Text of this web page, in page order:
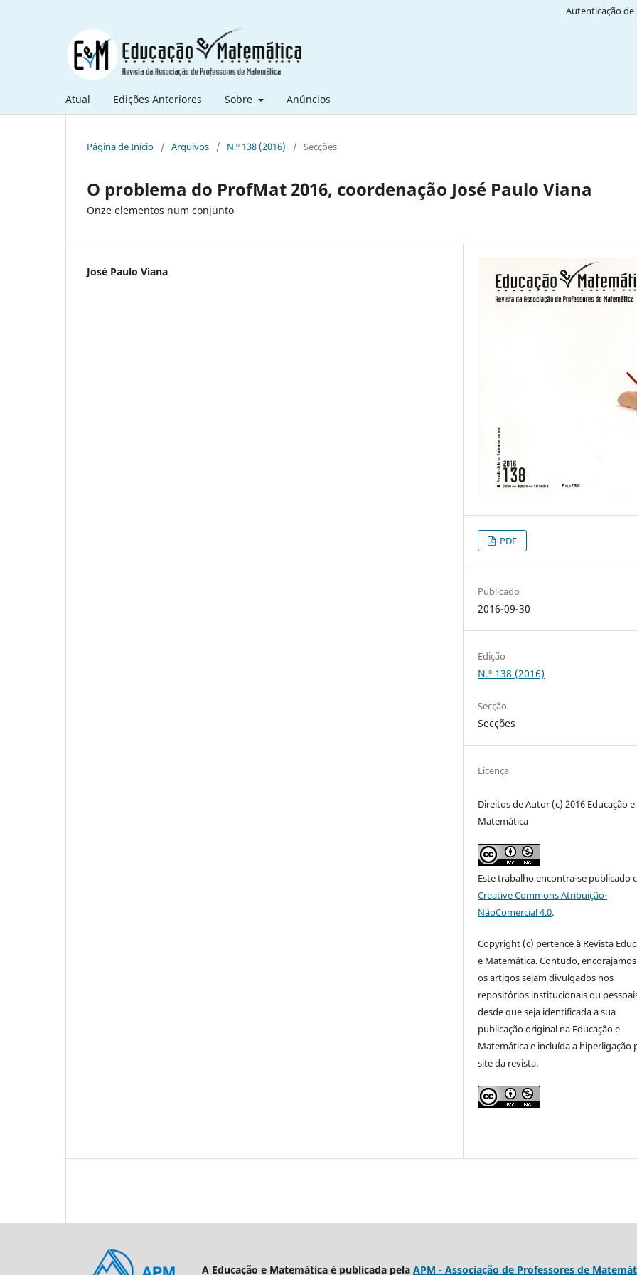
Atual Edições Anteriores Sobre Anúncios
Autenticação de
Página de Início / Arquivos / N.º 138 (2016) / Secções
O problema do ProfMat 2016, coordenação José Paulo Viana
Onze elementos num conjunto
José Paulo Viana
PDF
Publicado
2016-09-30
Edição
N.º 138 (2016)
Secção
Secções
Licença
Direitos de Autor (c) 2016 Educação e
Matemática
Este trabalho encontra-se publicado
Creative Commons Atribuição-
NãoComercial 4.0.
Copyright (c) pertence à Revista
e Matemática. Contudo,
os artigos sejam divulgados nos
repositórios institucionais ou
desde que seja identificada a sua
publicação original na Educação e
Matemática e incluída a hiperligação
site da revista.
A Educação e Matemática é publicada pela APM - Associação de Professores de